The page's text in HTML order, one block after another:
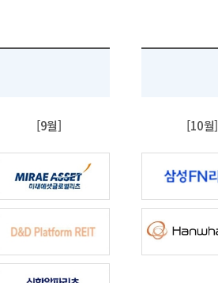
[9월] [10월]